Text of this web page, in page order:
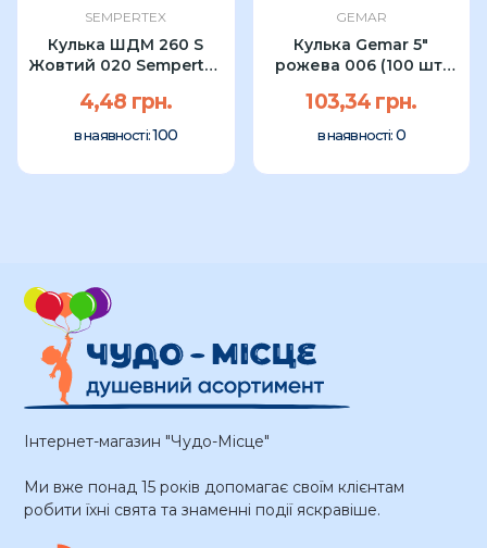
SEMPERTEX
Кулька ШДМ 260 S
Жовтий 020 Sempertex
4,48 грн.
в наявності:100
GEMAR
Кулька Gemar 5"
рожева 006 (100 шт)
103,34 грн.
в наявності: 0
Інтернет-магазин "Чудо-Місце"
Ми вже понад 15 років допомагає своїм клієнтам
робити їхні свята та знаменні події яскравіше.